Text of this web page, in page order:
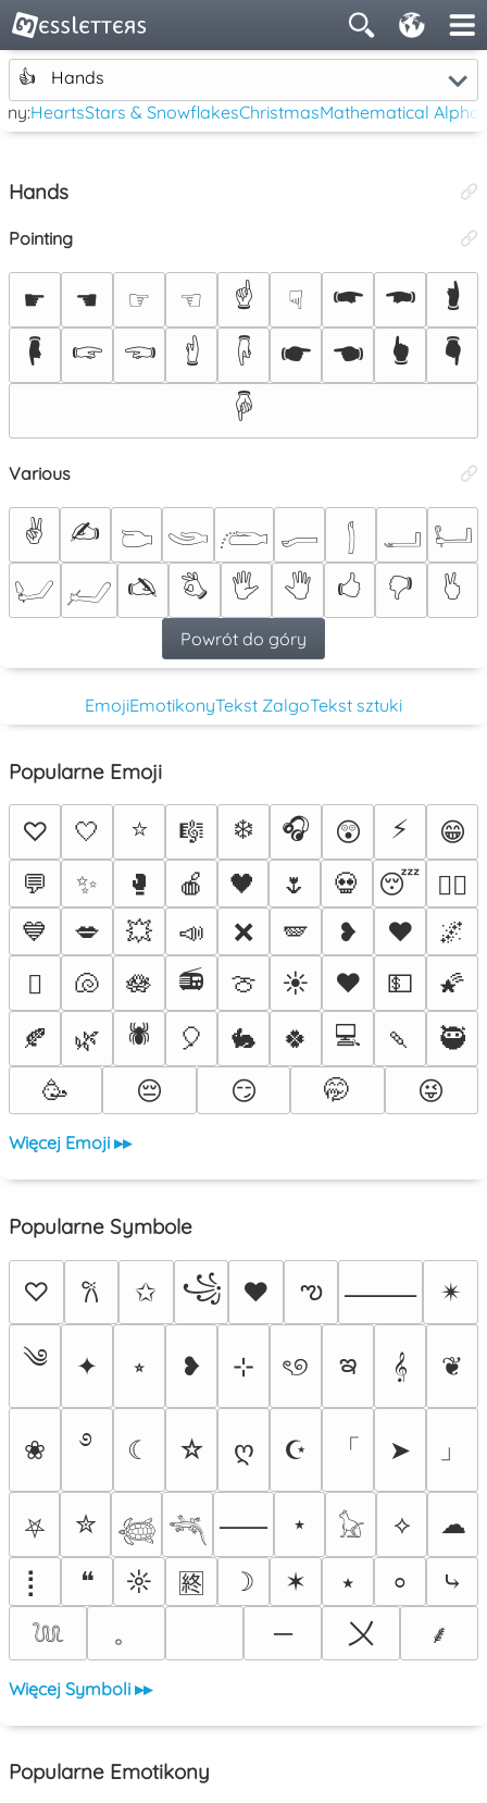
👍
Hands
HeartsStars & SnowflakesChristmasMathematical
Hands
Pointing
☛ ☚ ☞ ☜ ☝ ☟ 🖛 🖚
🖠
🖡
🖙 🖘 🖞 🖟 🖝 🖜 🖢
🖣
🖗
Various
✌ ✍ 𓂬 𓂩 𓂨 𓂷 𓂭 𓂝 𓂡
𓂦 𓃈 🖎 🖏 🖐 🖑 🖒 🖓 🖔
Powrót do góry
EmojiEmotikonyTekst ZalgoTekst sztuki
Popularne Emoji
♡ 🤍 ⭐ 🎼 ❄️ 🎧 😲 ⚡
😁
💬
✨ 🥊 🍎 🖤 🌷 💀 😴
❤️‍🔥
💙
💋 💥 📣 ❌ 🪽 ❥ ♥️
🌌
🫟
🐚 🪷 📻 🍈 ☀️ ❤️ 💵
🌠
🍂
🌿 🕷️ 🎈 🐇 🍀 💻 🍡
🥷
🥳
😔 😏 🤭 😜
Więcej Emoji ▸▸
Popularne Symbole
♡ 𐙚 ✩ ꧁ ♥ ఌ ⸻ ✴︎
༄ ✦ ⭒ ❥ ⊹ ৎ୭ ఇ 𝄞 ❦
❀ ࿔ ☾ ☆ ღ ☪ 「 ➤ 」
⛧ ✮ 𓆉 𓆈 ⸺ ⋆ 𓃠 ⟡
☁
⡇
❝ ☼ 🈡 ☽ ✶ ⭑ ⸰
⤷
𓆙
。 ─ 〤 ⸙
Więcej Symboli ▸▸
Popularne Emotikony